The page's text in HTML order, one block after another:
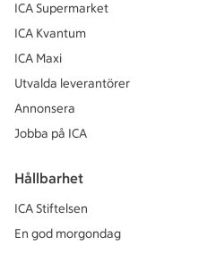
ICA Supermarket
ICA Kvantum
ICA Maxi
Utvalda leverantörer
Annonsera
Jobba på ICA
Hållbarhet
ICA Stiftelsen
En god morgondag